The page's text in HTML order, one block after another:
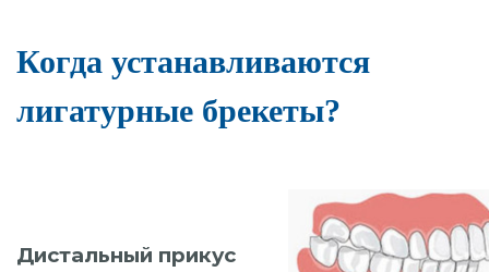
Когда устанавливаются
лигатурные брекеты?
Дистальный прикус